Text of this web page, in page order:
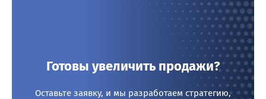
Готовы увеличить продажи?
Оставьте заявку, и мы разработаем стратегию,